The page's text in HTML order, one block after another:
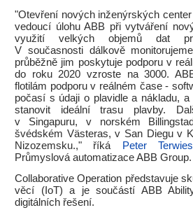
"Otevření nových inženýrských
vedoucí úlohu ABB při vytváření
využití velkých objemů dat
V současnosti dálkově
průběžně jim poskytuje podporu v
do roku 2020 vzroste na 3000.
flotilám podporu v reálném čase -
počasí s údaji o plavidle a nákladu,
stanovit ideální trasu plavby.
v Singapuru, v norském
švédském Västeras, v San Diegu v
Nizozemsku.," říká
Peter
Průmyslová automatizace ABB Group.
Collaborative Operation představuje
věcí (IoT) a je součástí ABB
digitálních řešení.